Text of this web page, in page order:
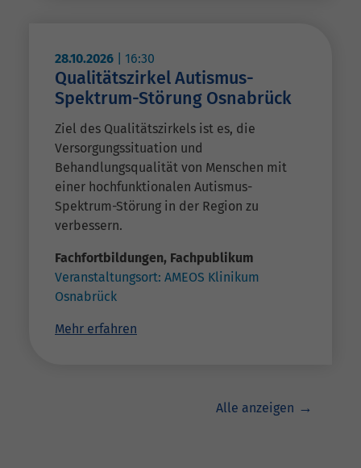
28.10.2026 16:30
Qualitätszirkel Autismus-
Spektrum-Störung Osnabrück
Ziel des Qualitätszirkels ist es, die
Versorgungssituation und
Behandlungsqualität von Menschen mit
einer hochfunktionalen Autismus-
Spektrum-Störung in der Region zu
verbessern.
Fachfortbildungen, Fachpublikum
Veranstaltungsort: AMEOS Klinikum
Osnabrück
Mehr erfahren
Alle anzeigen